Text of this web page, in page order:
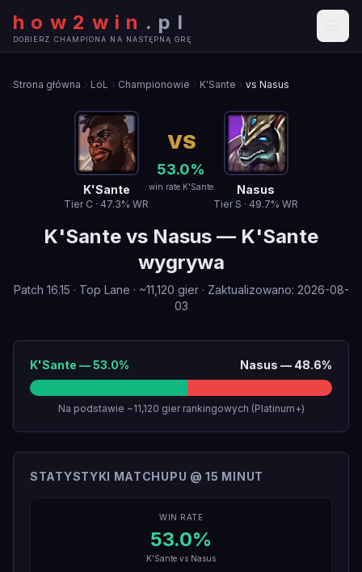
how2win . pl
DOBIERZ CHAMPIONA NA NASTĘPNĄ GRĘ
Strona główna LoL Championowie K'Sante vs Nasus
K'Sante
Tier C · 47.3% WR
VS
53.0%
win rate K'Sante Nasus
Tier S · 49.7% WR
K'Sante vs Nasus — K'Sante
wygrywa
Patch 16.15 · Top Lane · ~11,120 gier· Zaktualizowano: 2026-08-
03
K'Sante —53.0% Nasus — 48.6%
Na podstawie ~11,120 gier rankingowych (Platinum+)
STATYSTYKI MATCHUPU @ 15 MINUT
WIN RATE
53.0%
K'Sante vs Nasus